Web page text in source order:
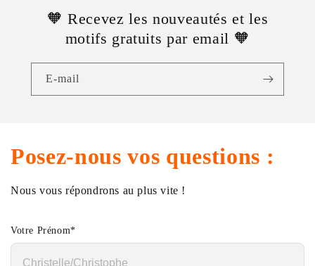
🧡 Recevez les nouveautés et les
motifs gratuits par email 🧡
E-mail
Posez-nous vos questions :
Nous vous répondrons au plus vite !
Votre Prénom*